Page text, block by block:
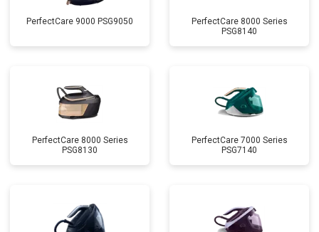
PerfectCare 9000 PSG9050
PerfectCare 8000 Series
PSG8140
PerfectCare 8000 Series
PSG8130
PerfectCare 7000 Series
PSG7140